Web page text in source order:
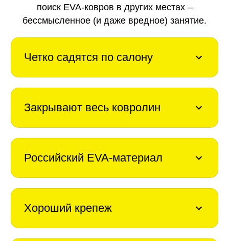
поиск EVA-ковров в других местах –
бессмысленное (и даже вредное) занятие.
Четко садятся по салону
Закрывают весь ковролин
Российский EVA-материал
Хороший крепеж